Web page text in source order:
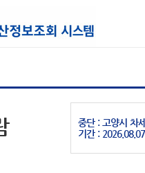
중단 : 고양시 차
기간 :